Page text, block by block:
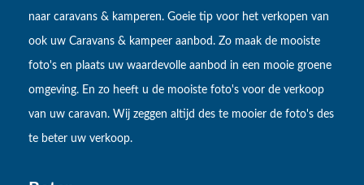
naar caravans & kamperen. Goeie tip voor het verkopen van
ook uw Caravans & kampeer aanbod. Zo maak de mooiste
foto's en plaats uw waardevolle aanbod in een mooie groene
omgeving. En zo heeft u de mooiste foto's voor de verkoop
van uw caravan. Wij zeggen altijd des te mooier de foto's des
te beter uw verkoop.